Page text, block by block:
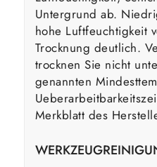
Untergrund ab.
hohe Luftfeuchtigkeit
Trocknung deutlich.
trocknen Sie nicht
genannten
Merkblatt des